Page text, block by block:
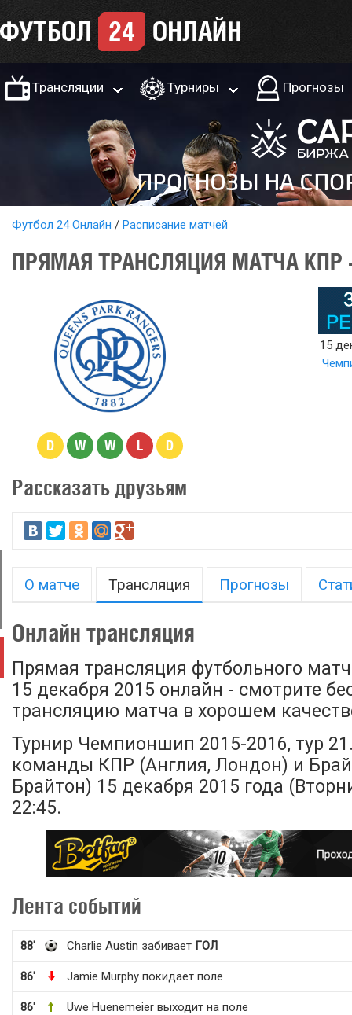
Трансляции Турниры Прогнозы
Футбол 24 Онлайн Расписание матчей
ПРЯМАЯ ТРАНСЛЯЦИЯ МАТЧА КПР
D W W L D
15
Рассказать друзьям
О матче Трансляция Прогнозы
Онлайн трансляция
Прямая трансляция футбольного
15 декабря 2015 онлайн - смотрите
трансляцию матча в хорошем
Турнир Чемпионшип 2015-2016, тур
команды КПР (Англия, Лондон) и
Брайтон) 15 декабря 2015 года
22:45.
Лента событий
88' Charlie Austin забивает ГОЛ
86' Jamie Murphy покидает поле
86' Uwe Huenemeier выходит на поле